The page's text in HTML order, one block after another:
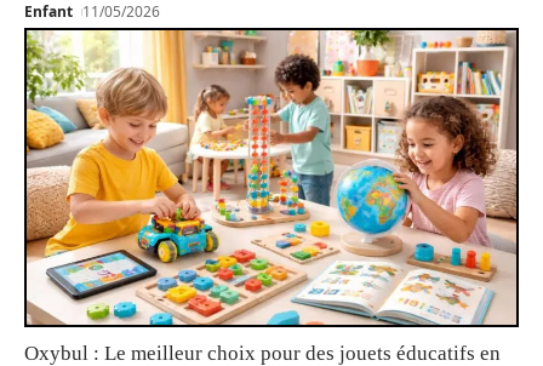
Enfant 11/05/2026
Oxybul : Le meilleur choix pour des jouets éducatifs en